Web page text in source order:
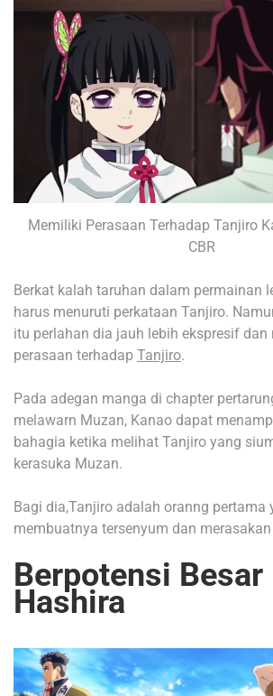
Memiliki Perasaan Terhadap Tanjiro
CBR
Berkat kalah taruhan dalam permainan
harus menuruti perkataan Tanjiro.
itu perlahan dia jauh lebih ekspresif dan
perasaan terhadap Tanjiro.
Pada adegan manga di chapter
melawarn Muzan, Kanao dapat
bahagia ketika melihat Tanjiro yang
kerasuka Muzan.
Bagi dia,Tanjiro adalah oranng pertama
membuatnya tersenyum dan
Berpotensi
Hashira